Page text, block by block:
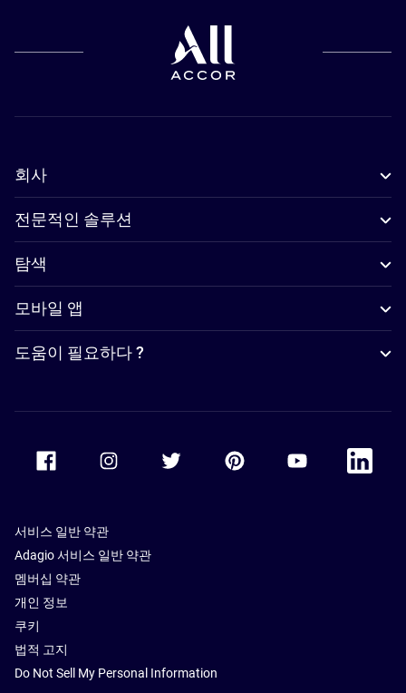
회사
전문적인 솔루션
탐색
모바일 앱
도움이 필요하다 ?
Accor Youtube
Accor
서비스 일반 약관
Adagio 서비스 일반 약관
멤버십 약관
개인 정보
쿠키
법적 고지
Do Not Sell My Personal Information